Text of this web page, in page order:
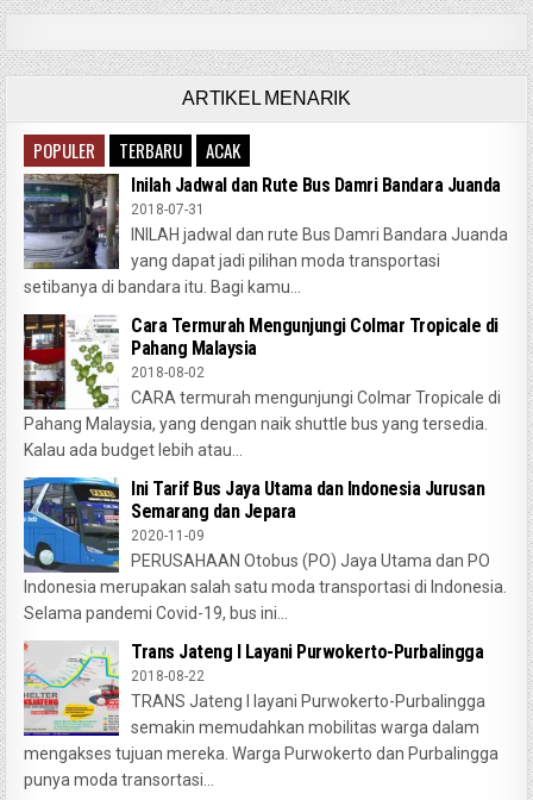
ARTIKEL MENARIK
POPULER TERBARU ACAK
Inilah Jadwal dan Rute Bus Damri Bandara Juanda
2018-07-31
INILAH jadwal dan rute Bus Damri Bandara Juanda
yang dapat jadi pilihan moda transportasi
setibanya di bandara itu. Bagi kamu...
Cara Termurah Mengunjungi Colmar Tropicale di
Pahang Malaysia
2018-08-02
CARA termurah mengunjungi Colmar Tropicale di
Pahang Malaysia, yang dengan naik shuttle bus yang tersedia.
Kalau ada budget lebih atau...
Ini Tarif Bus Jaya Utama dan Indonesia Jurusan
Semarang dan Jepara
2020-11-09
PERUSAHAAN Otobus (PO) Jaya Utama dan PO
Indonesia merupakan salah satu moda transportasi di Indonesia.
Selama pandemi Covid-19, bus ini...
Trans Jateng I Layani Purwokerto-Purbalingga
2018-08-22
TRANS Jateng I layani Purwokerto-Purbalingga
semakin memudahkan mobilitas warga dalam
mengakses tujuan mereka. Warga Purwokerto dan Purbalingga
punya moda transortasi...